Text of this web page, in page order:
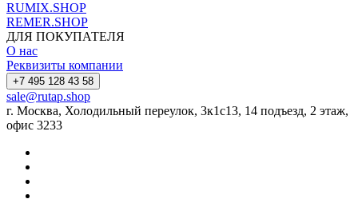
RUMIX.SHOP
REMER.SHOP
ДЛЯ ПОКУПАТЕЛЯ
О нас
Реквизиты компании
+7 495 128 43 58
sale@rutap.shop
г. Москва, Холодильный переулок, 3к1с13, 14 подъезд, 2 этаж,
офис 3233